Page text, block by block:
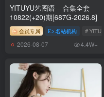
YITUYU艺图语 – 合集全套
10822(+20)期[687G-2026.8]
会员专属 名站机构 #
2026-08-07 4.4W+